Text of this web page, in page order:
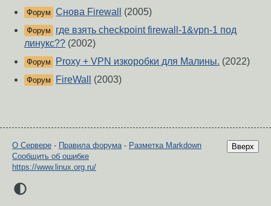
Форум Снова Firewall (2005)
Форум
где взять checkpoint firewall-1&vpn-1 под
линукс?? (2002)
Форум Proxy + VPN изкоробки для Малины. (2022)
Форум FireWall (2003)
Вверх
О Сервере - Правила форума- Разметка Markdown
Сообщить об ошибке
https://www.linux.org.ru/